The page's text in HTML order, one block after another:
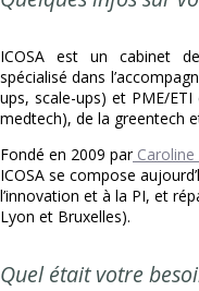
ICOSA est un cabinet
spécialisé dans
ups, scale-ups) et PME/
medtech), de la greentech
Fondé en 2009 parCaroline
ICOSA se compose
l’innovation et à la PI, et
Lyon et Bruxelles).
Quel était votre